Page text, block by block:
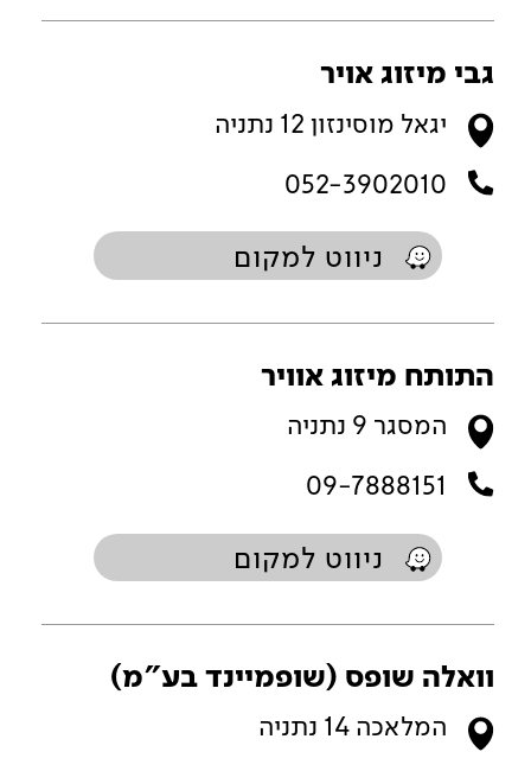
גבי מיזוג אויר
יגאל מוסינזון 12 נתניה
052-3902010
ניווט למקום
התותח מיזוג אוויר
המסגר 9 נתניה
09-7888151
ניווט למקום
וואלה שופס (שופמיינד בע"מ)
המלאכה 14 נתניה